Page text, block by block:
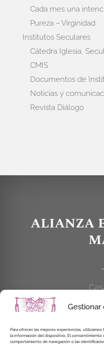
Para ofrecer las mejores experiencias,
la información del dispositivo. El
comportamiento de navegación o las
Cada mes una
Pureza – Virginidad
Institutos Seculares
Cátedra Iglesia,
CMIS
Documentos de
Noticias y
Revista Diálogo
ALIANZA
C/